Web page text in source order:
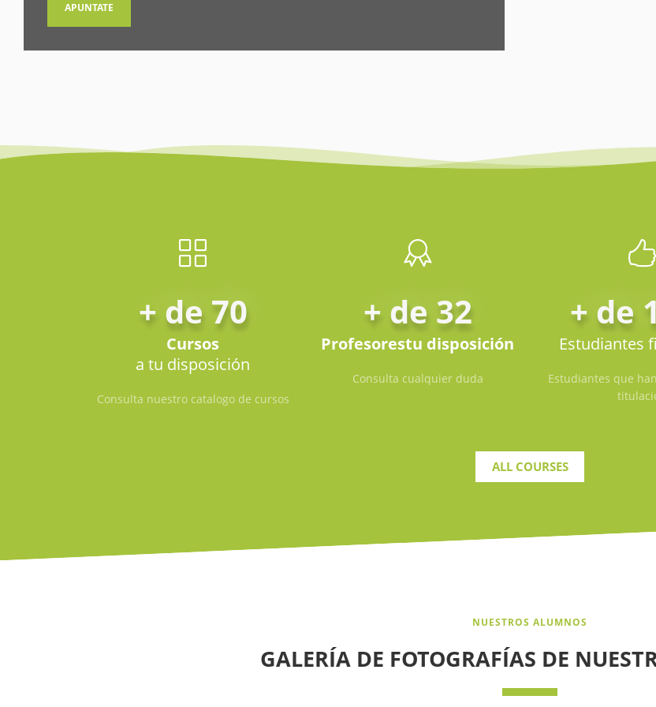
APUNTATE
+ de 70
Cursos
a tu disposición
Consulta nuestro catalogo de cursos
+ de 32
Profesorestu disposición
Consulta cualquier duda
+ de
Estudiantes
Estudiantes que
ALL COURSES
NUESTROS ALUMNOS
GALERÍA DE FOTOGRAFÍAS DE